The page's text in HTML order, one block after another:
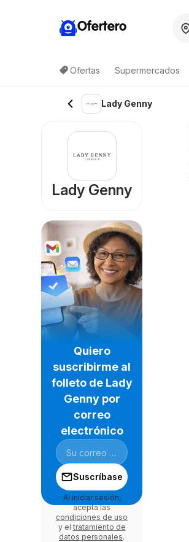
Ofertero
Ofertas Supermercados
Lady Genny
Lady Genny
Quiero
suscribirme al
folleto de Lady
Genny por
correo
electrónico
Suscríbase
Al iniciar sesión,
acepta las
condiciones de uso
y el tratamiento de
datos personales.